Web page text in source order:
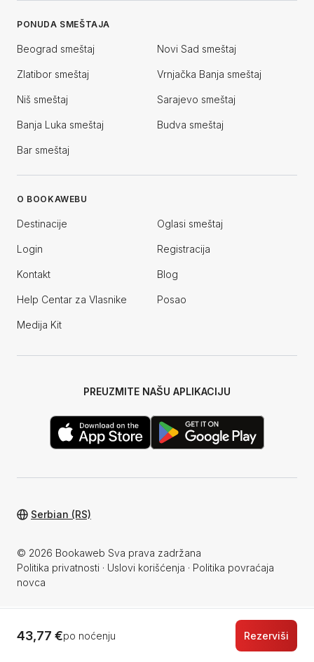
43,77 €po noćenju Rezerviši
PONUDA SMEŠTAJA
Beograd smeštaj Novi Sad smeštaj
Zlatibor smeštaj Vrnjačka Banja smeštaj
Niš smeštaj Sarajevo smeštaj
Banja Luka smeštaj Budva smeštaj
Bar smeštaj
O BOOKAWEBU
Destinacije Oglasi smeštaj
Login Registracija
Kontakt Blog
Help Centar za Vlasnike Posao
Medija Kit
PREUZMITE NAŠU APLIKACIJU
© 2026 Bookaweb Sva prava zadržana
Politika privatnosti · Uslovi korišćenja · Politika povraćaja
novca
Serbian (RS)